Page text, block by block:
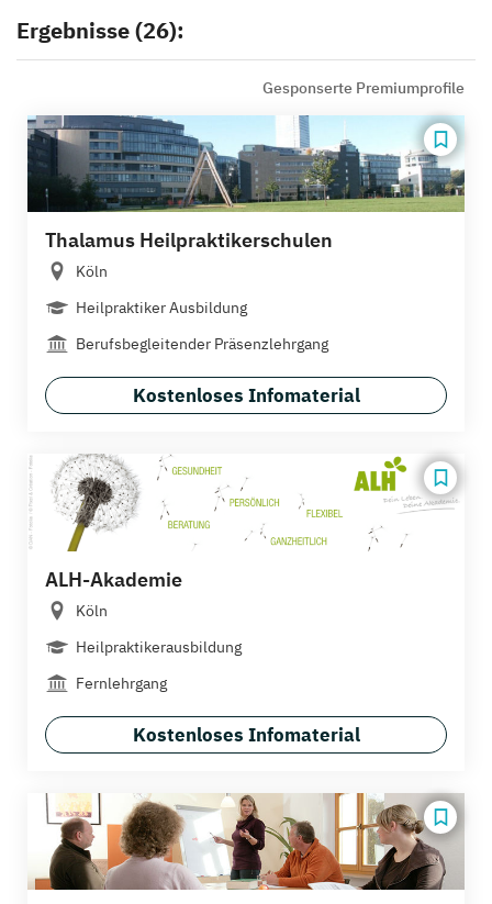
Ergebnisse (26):
Gesponserte Premiumprofile
Thalamus Heilpraktikerschulen
Köln
Heilpraktiker Ausbildung
Berufsbegleitender Präsenzlehrgang
Kostenloses Infomaterial
ALH-Akademie
Köln
Heilpraktikerausbildung
Fernlehrgang
Kostenloses Infomaterial